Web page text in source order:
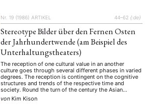
Nr. 19 (1986) ARTIKEL 44–62 {:de}
Stereotype Bilder über den Fernen Osten
der Jahrhundertwende (am Beispiel des
Unterhaltungstheaters)
The reception of one cultural value in an another
culture goes through several different phases in varied
degrees. The reception is contingent on the cognitive
structures and trends of the respective time and
society. Round the turn of the century the Asian
reception in Europe presents a diffuse character in
which stereotypes and prejudices – …
von Kim Kison